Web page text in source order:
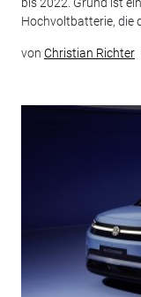
Hochvoltbatterie, die
von Christian Richter